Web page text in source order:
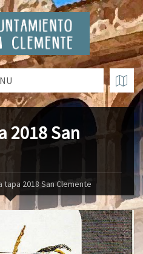
2018 San
tapa 2018 San Clemente